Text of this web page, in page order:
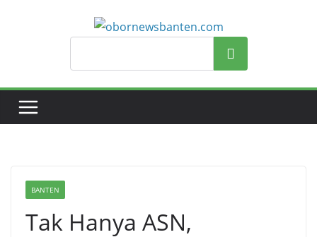
Search
BANTEN
Tak Hanya ASN,